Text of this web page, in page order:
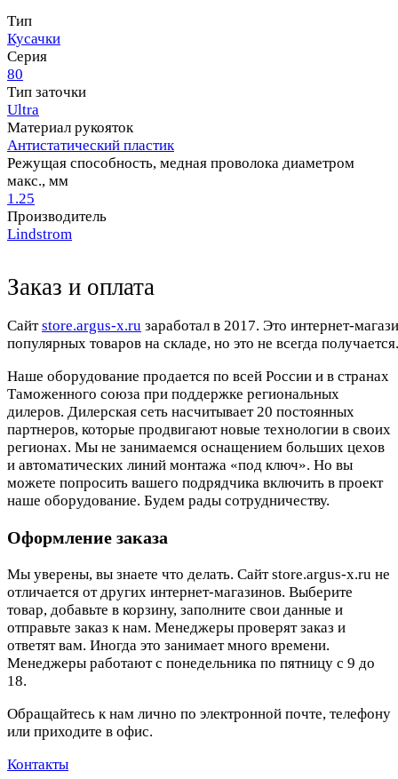
Тип
Кусачки
Серия
80
Тип заточки
Ultra
Материал рукояток
Антистатический пластик
Режущая способность, медная проволока диаметром
макс., мм
1.25
Производитель
Lindstrom
Заказ и оплата
Cайтstore.argus-x.ru заработал в 2017. Это интернет-
популярных товаров на складе, но это не всегда
Наше оборудование продается по всей России и в странах
Таможенного союза при поддержке региональных
дилеров. Дилерская сеть насчитывает 20 постоянных
партнеров, которые продвигают новые технологии в своих
регионах. Мы не занимаемся оснащением больших цехов
и автоматических линий монтажа «под ключ». Но вы
можете попросить вашего подрядчика включить в проект
наше оборудование. Будем рады сотрудничеству.
Оформление заказа
Мы уверены, вы знаете что делать. Сайт store.argus-x.ru не
отличается от других интернет-магазинов. Выберите
товар, добавьте в корзину, заполните свои данные и
отправьте заказ к нам. Менеджеры проверят заказ и
ответят вам. Иногда это занимает много времени.
Менеджеры работают с понедельника по пятницу с 9 до
18.
Обращайтесь к нам лично по электронной почте, телефону
или приходите в офис.
Контакты